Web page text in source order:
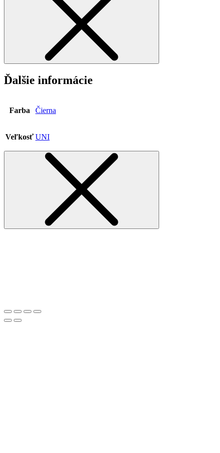
Ďalšie informácie
Farba Čierna
Veľkosť UNI